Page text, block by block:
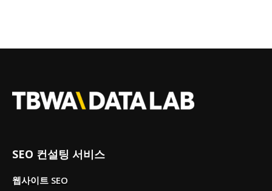
SEO 컨설팅 서비스
웹사이트 SEO